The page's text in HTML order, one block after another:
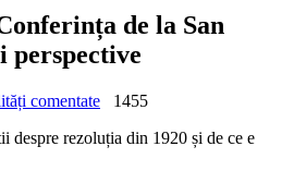
de la San
perspective
comentate
1455
despre rezoluția din 1920 și de ce e